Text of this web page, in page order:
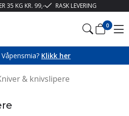
35 KG KR. 99,- RASK LEVERING
0
Klikk her
& knivslipere